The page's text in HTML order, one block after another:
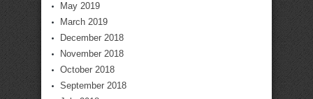
May 2019
March 2019
December 2018
November 2018
October 2018
September 2018